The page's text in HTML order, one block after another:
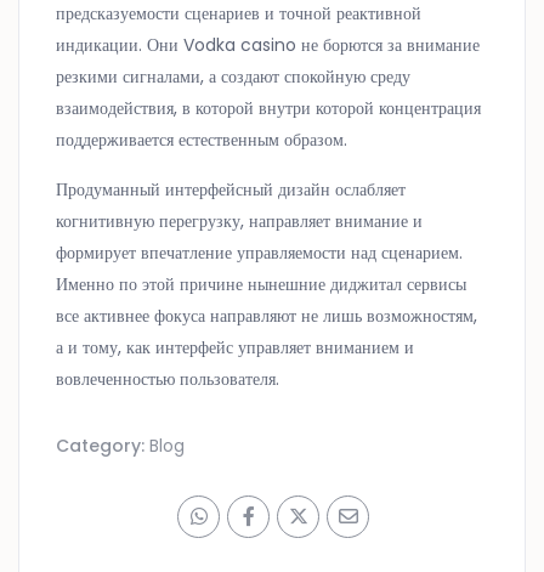
предсказуемости сценариев и точной реактивной
индикации. Они Vodka casino не борются за внимание
резкими сигналами, а создают спокойную среду
взаимодействия, в которой внутри которой концентрация
поддерживается естественным образом.
Продуманный интерфейсный дизайн ослабляет
когнитивную перегрузку, направляет внимание и
формирует впечатление управляемости над сценарием.
Именно по этой причине нынешние диджитал сервисы
все активнее фокуса направляют не лишь возможностям,
а и тому, как интерфейс управляет вниманием и
вовлеченностью пользователя.
Category:Blog